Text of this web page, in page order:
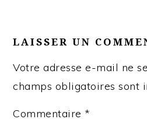
LAISSER UN
Votre adresse e-mail ne
champs obligatoires sont
Commentaire *